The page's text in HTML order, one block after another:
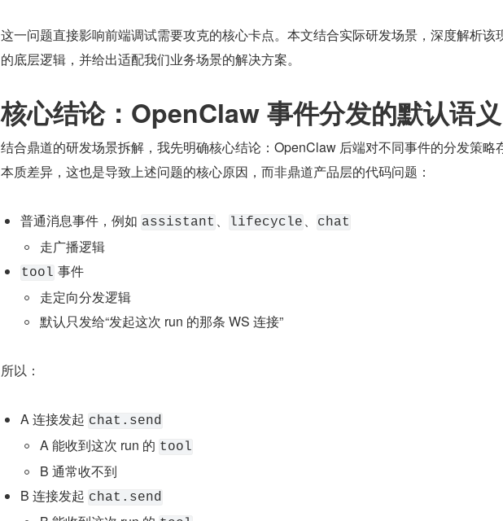
这一问题直接影响前端调试需要攻克的核心卡点。本文结合实际研发场景，深度解析该
的底层逻辑，并给出适配我们业务场景的解决方案。
核心结论：OpenClaw 事件分发的默认语义
结合鼎道的研发场景拆解，我先明确核心结论：OpenClaw 后端对不同事件的分发策略
本质差异，这也是导致上述问题的核心原因，而非鼎道产品层的代码问题：
普通消息事件，例如 assistant 、 lifecycle 、 chat
走广播逻辑
tool 事件
走定向分发逻辑
默认只发给“发起这次 run 的那条 WS 连接”
所以：
A 连接发起 chat.send
A 能收到这次 run 的 tool
B 通常收不到
B 连接发起 chat.send